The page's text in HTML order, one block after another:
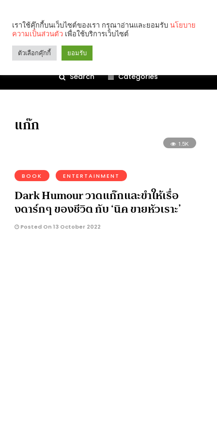
Search Categories
แก๊ก
1.5K
BOOK ENTERTAINMENT
Dark Humour วาดแก๊กและขำให้เรื่อ
งดาร์กๆ ของชีวิต กับ ‘นิค ขายหัวเราะ’
Posted On 13 October 2022
เราใช้คุ๊กกี้บนเว็บไซต์ของเรา กรุณาอ่านและยอมรับ นโยบาย
ความเป็นส่วนตัว เพื่อใช้บริการเว็บไซต์
ตัวเลือกคุ๊กกี้ ยอมรับ